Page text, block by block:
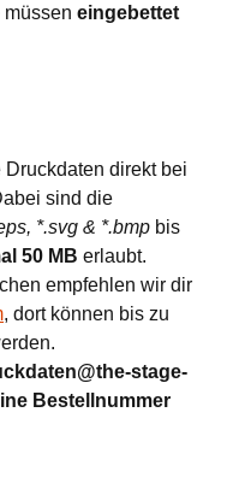
müssen eingebettet
direkt bei
sind die
*.svg & *.bmp bis
50 MB erlaubt.
empfehlen wir dir
, dort können bis zu
stage-
Bestellnummer